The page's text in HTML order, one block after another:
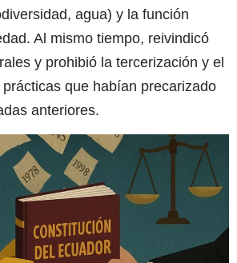
agua) y la función
Al mismo tiempo, reivindicó
y prohibió la tercerización y el
que habían precarizado
anteriores.